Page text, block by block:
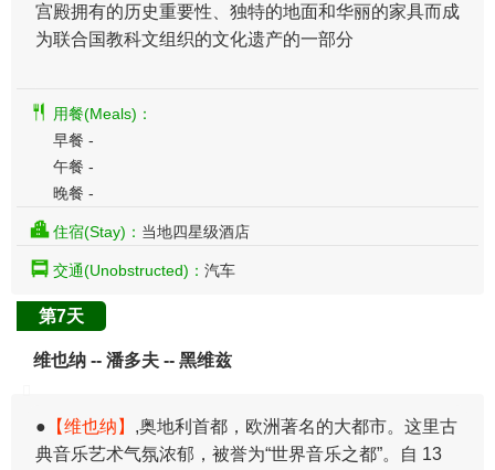
宫殿拥有的历史重要性、独特的地面和华丽的家具而成
为联合国教科文组织的文化遗产的一部分
用餐(Meals)：
早餐 -
午餐 -
晚餐 -
住宿(Stay)： 当地四星级酒店
交通(Unobstructed)： 汽车
第7天
维也纳 -- 潘多夫 -- 黑维兹
​● 【维也纳】 ,奥地利首都，欧洲著名的大都市。这里古
典音乐艺术气氛浓郁，被誉为“世界音乐之都”。自 13